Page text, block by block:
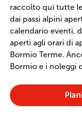
raccolto qui tutte
dai passi alpini
calendario eventi,
aperti agli orari di
Bormio Terme.
Bormio e i noleggi